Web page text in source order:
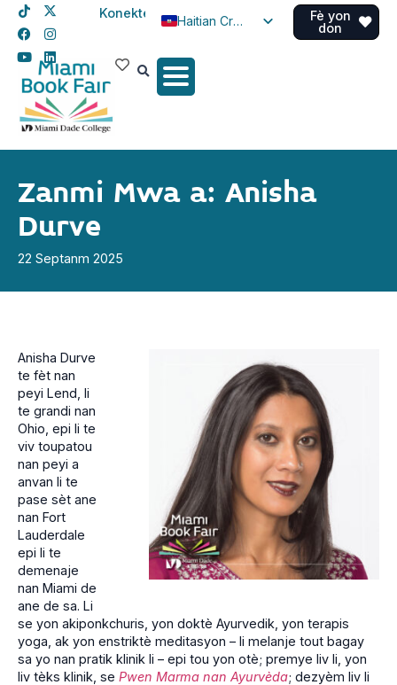
Konekte
Haitian Creole
Spanish
Fè yon
don
Zanmi Mwa a: Anisha
Durve
22 Septanm 2025
Anisha Durve
te fèt nan
peyi Lend, li
te grandi nan
Ohio, epi li te
viv toupatou
nan peyi a
anvan li te
pase sèt ane
nan Fort
Lauderdale
epi li te
demenaje
nan Miami de
ane de sa. Li
se yon akiponkchuris, yon doktè Ayurvedik, yon terapis
yoga, ak yon enstriktè meditasyon – li melanje tout bagay
sa yo nan pratik klinik li – epi tou yon otè; premye liv li, yon
liv tèks klinik, se Pwen Marma nan Ayurvèda; dezyèm liv li